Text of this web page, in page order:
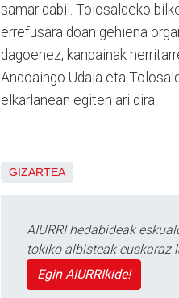
samar dabil. Tolosaldeko
errefusara doan gehiena
dagoenez, kanpainak
Andoaingo Udala eta
elkarlanean egiten ari dira.
GIZARTEA
AIURRI hedabideak
tokiko albisteak euskaraz
Egin AIURRIkide!